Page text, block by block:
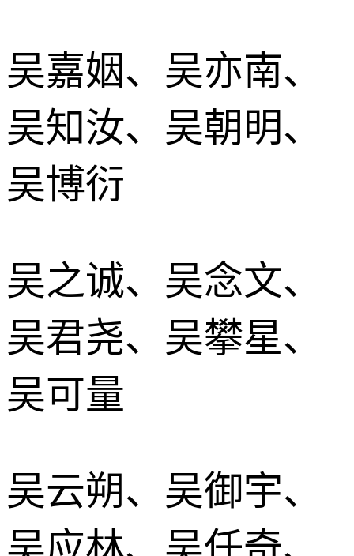
吴嘉姻、吴亦南、
吴知汝、吴朝明、
吴博衍
吴之诚、吴念文、
吴君尧、吴攀星、
吴可量
吴云朔、吴御宇、